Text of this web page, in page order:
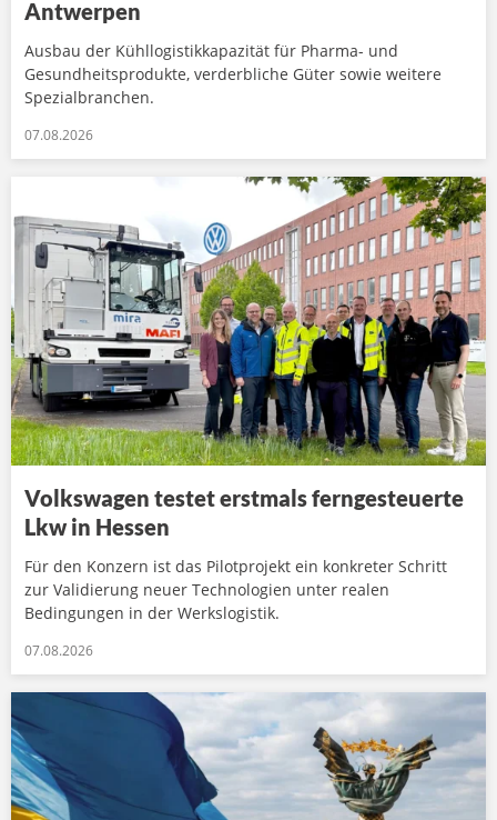
Antwerpen
Ausbau der Kühllogistikkapazität für Pharma- und
Gesundheitsprodukte, verderbliche Güter sowie weitere
Spezialbranchen.
07.08.2026
Volkswagen testet erstmals ferngesteuerte
Lkw in Hessen
Für den Konzern ist das Pilotprojekt ein konkreter Schritt
zur Validierung neuer Technologien unter realen
Bedingungen in der Werkslogistik.
07.08.2026